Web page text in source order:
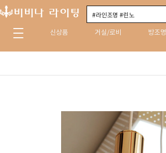
신상품 거실/로비 방조명